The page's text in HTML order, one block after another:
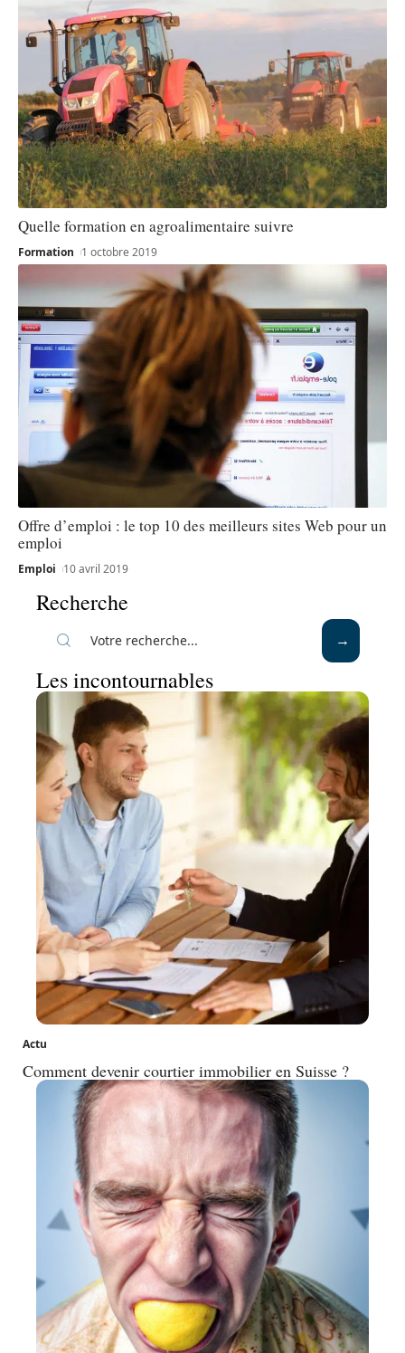
Quelle formation en agroalimentaire suivre
Formation 1 octobre 2019
Offre d’emploi : le top 10 des meilleurs sites Web pour un
emploi
Emploi 10 avril 2019
Recherche
Les incontournables
Actu
Comment devenir courtier immobilier en Suisse ?